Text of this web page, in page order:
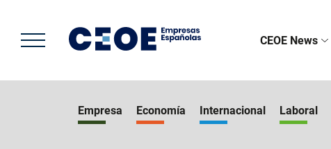
contenido
principal
CEOE News
Empresa Economía Internacional Laboral